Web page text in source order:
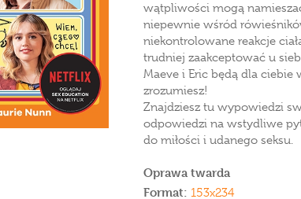
wątpliwości mogą
niepewnie wśród
niekontrolowane reakcje
trudniej zaakceptować u
Maeve i Eric będą dla
zrozumiesz!
Znajdziesz tu wypowiedzi
odpowiedzi na wstydliwe
do miłości i udanego seksu.
Oprawa twarda
Format: 153x234